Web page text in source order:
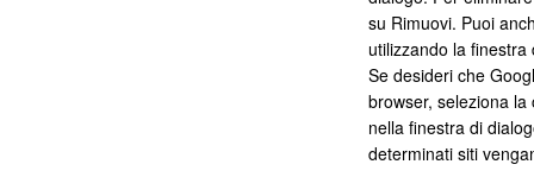
su Rimuovi. Puoi
utilizzando la
Se desideri che
browser, seleziona la
nella finestra di
determinati siti